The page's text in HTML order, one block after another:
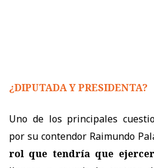
¿DIPUTADA Y PRESIDENTA?
Uno de los principales
por su contendor Raimundo
rol que tendría que